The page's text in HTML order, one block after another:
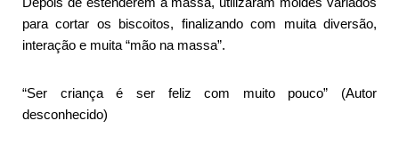
para cortar os biscoitos, finalizando com muita diversão,
interação e muita “mão na massa”.
“Ser criança é ser feliz com muito pouco” (Autor
desconhecido)